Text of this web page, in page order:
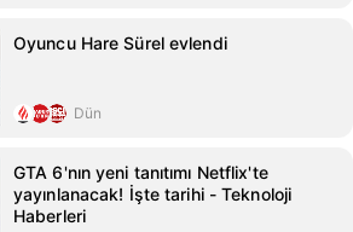
Oyuncu Hare Sürel evlendi
Dün
GTA 6'nın yeni tanıtımı Netflix'te
yayınlanacak! İşte tarihi - Teknoloji
Haberleri